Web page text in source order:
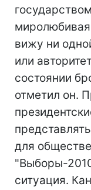
вижу ни
или
состоянии
отметил он.
для
"Выборы-
ситуация.